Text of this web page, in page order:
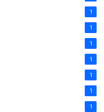
1
1
1
1
1
1
1